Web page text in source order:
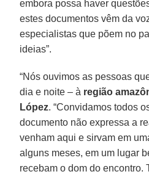
embora possa haver
estes documentos vêm da
especialistas que põem no
ideias”.
“Nós ouvimos as pessoas
dia e noite – à região
López. “Convidamos todos
documento não expressa a
venham aqui e sirvam em
alguns meses, em um lugar
recebam o dom do encontro.